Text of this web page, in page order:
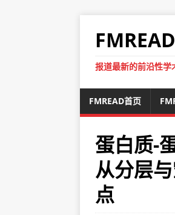
报道最新的前沿性学
FMREAD首页
蛋白质-
从分层
点